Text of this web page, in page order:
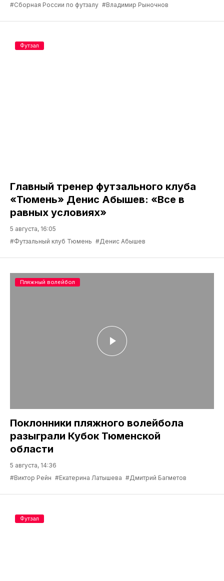
#Сборная России по футзалу #Владимир Рыночнов
Главный тренер футзального клуба
«Тюмень» Денис Абышев: «Все в
равных условиях»
5 августа, 16:05
#Футзальный клуб Тюмень #Денис Абышев
Футзал
Поклонники пляжного волейбола
разыграли Кубок Тюменской
области
5 августа, 14:36
#Виктор Рейн #Екатерина Латышева #Дмитрий Багметов
Пляжный волейбол
Футзал